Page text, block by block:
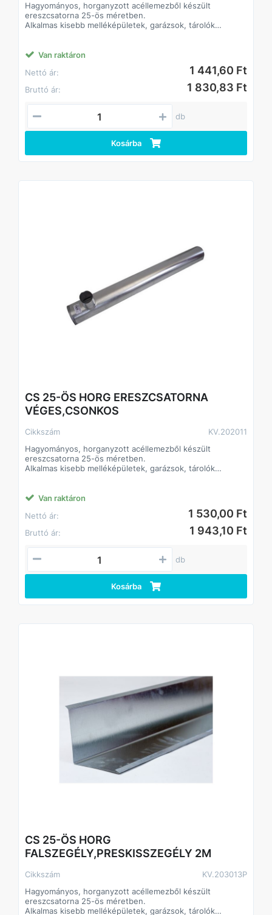
Hagyományos, horganyzott acéllemezből készült
ereszcsatorna 25-ös méretben.
Alkalmas kisebb melléképületek, garázsok, tárolók
színű és anyagú tetőfelülethez.
Az elemek összeillesztése történhet forrasztással vagy
ragasztó-tömítőanyagok felhasználásával.
A lefolyórendszerben használatos hattyúnyak és
kifolyócső hagyományos, ráncolt kivitelben készült.
Van raktáron
Nettó ár:
1 441,60 Ft
Bruttó ár: 1 830,83 Ft
db
Kosárba
CS 25-ÖS HORG ERESZCSATORNA
VÉGES,CSONKOS
Cikkszám
KV.202011
Hagyományos, horganyzott acéllemezből készült
ereszcsatorna 25-ös méretben.
Alkalmas kisebb melléképületek, garázsok, tárolók
színű és anyagú tetőfelülethez.
Az elemek összeillesztése történhet forrasztással vagy
ragasztó-tömítőanyagok felhasználásával.
A lefolyórendszerben használatos hattyúnyak és
kifolyócső hagyományos, ráncolt kivitelben készült.
Van raktáron
Nettó ár:
1 530,00 Ft
Bruttó ár: 1 943,10 Ft
db
Kosárba
CS 25-ÖS HORG
FALSZEGÉLY,PRESKISSZEGÉLY 2M
Cikkszám
KV.203013P
Hagyományos, horganyzott acéllemezből készült
ereszcsatorna 25-ös méretben.
Alkalmas kisebb melléképületek, garázsok, tárolók